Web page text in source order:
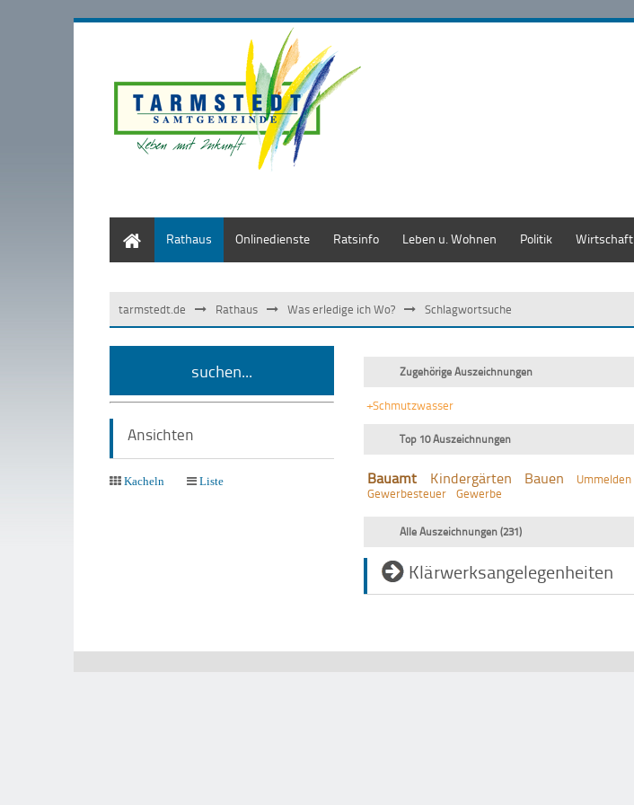
Rathaus Onlinedienste Ratsinfo Leben u. Wohnen Politik Wirtschaft
tarmstedt.de Rathaus Was erledige ich Wo? Schlagwortsuche
suchen...
Ansichten
Kacheln Liste
Zugehörige Auszeichnungen
+Schmutzwasser
Top 10 Auszeichnungen
Bauamt Kindergärten Bauen Ummelden
Gewerbesteuer
Gewerbe
Alle Auszeichnungen (231)
Klärwerksangelegenheiten